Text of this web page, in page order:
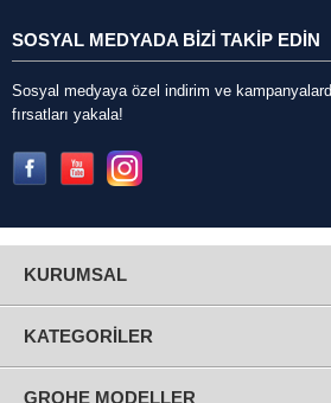
SOSYAL MEDYADA BİZİ TAKİP EDİN
Sosyal medyaya özel indirim ve
fırsatları yakala!
KURUMSAL
KATEGORILER
GROHE MODELLER